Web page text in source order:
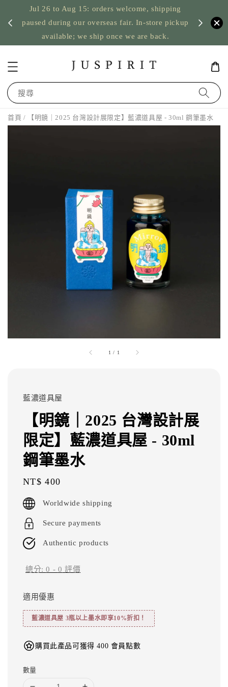
Jul 26 to Aug 15: orders welcome, shipping
paused during our overseas fair. In-store pickup
available; we ship once we are back.
US
搜尋
首頁 / 【明鏡｜2025 台灣設計展限定】藍濃道具屋 - 30ml 鋼筆墨水
1 / 1
藍濃道具屋
【明鏡｜2025 台灣設計展
限定】藍濃道具屋 - 30ml
鋼筆墨水
Regular
price
NT$ 400
Worldwide shipping
Secure payments
Authentic products
總分:0 - 0 評價
適用優惠
藍濃道具屋 3瓶以上墨水即享10%折扣！
購買此產品可獲得 400 會員點數
數量